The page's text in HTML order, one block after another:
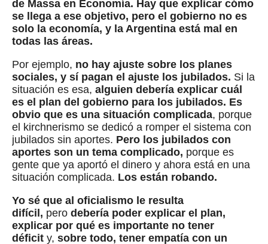
de Massa en Economía. Hay que explicar cómo
se llega a ese objetivo, pero el gobierno no es
solo la economía, y la Argentina está mal en
todas las áreas.
Por ejemplo, no hay ajuste sobre los planes
sociales, y sí pagan el ajuste los jubilados. Si la
situación es esa, alguien debería explicar cuál
es el plan del gobierno para los jubilados. Es
obvio que es una situación complicada, porque
el kirchnerismo se dedicó a romper el sistema con
jubilados sin aportes. Pero los jubilados con
aportes son un tema complicado, porque es
gente que ya aportó el dinero y ahora está en una
situación complicada. Los están robando.
Yo sé que al oficialismo le resulta
difícil, pero debería poder explicar el plan,
explicar por qué es importante no tener
déficit y, sobre todo, tener empatía con un